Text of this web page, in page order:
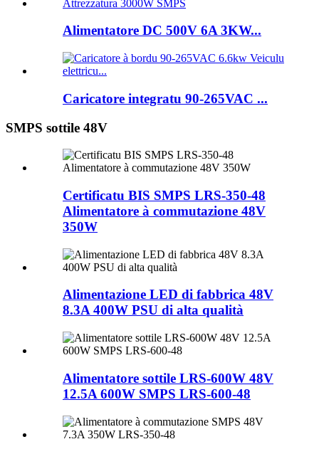
Alimentatore DC 500V 6A 3KW...
Caricatore integratu 90-265VAC ...
SMPS sottile 48V
Certificatu BIS SMPS LRS-350-48
Alimentatore à commutazione 48V
350W
Alimentazione LED di fabbrica 48V
8.3A 400W PSU di alta qualità
Alimentatore sottile LRS-600W 48V
12.5A 600W SMPS LRS-600-48